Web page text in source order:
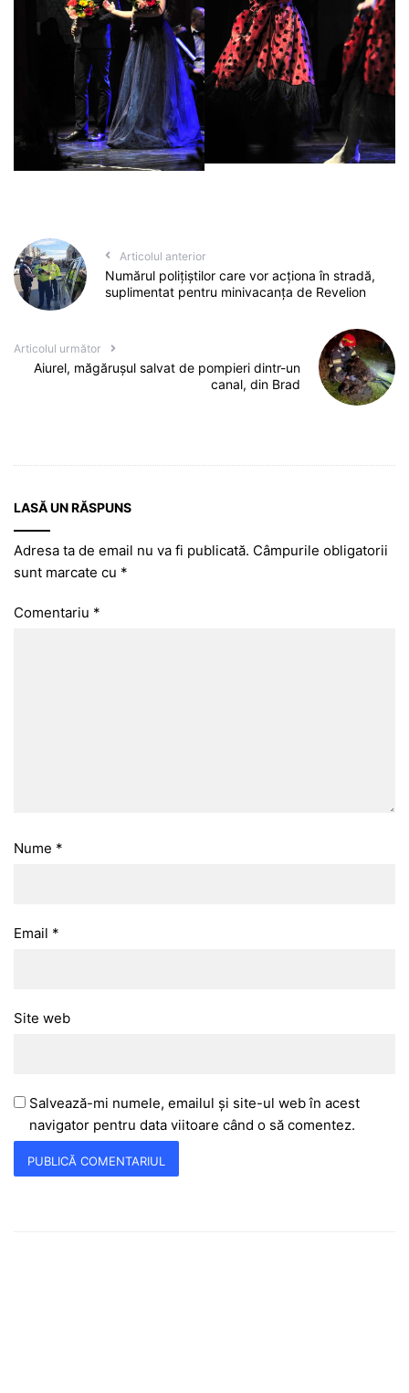
Articolul anterior
Numărul polițiștilor care vor acționa în stradă,
suplimentat pentru minivacanța de Revelion
Articolul următor
Aiurel, măgărușul salvat de pompieri dintr-un
canal, din Brad
LASĂ UN RĂSPUNS
Adresa ta de email nu va fi publicată. Câmpurile obligatorii
sunt marcate cu *
Comentariu *
Nume *
Email *
Site web
Salvează-mi numele, emailul și site-ul web în acest
navigator pentru data viitoare când o să comentez.